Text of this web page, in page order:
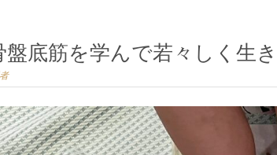
底筋を学んで若々しく生き